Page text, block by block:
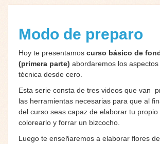
Modo de preparo
Hoy te presentamos curso básico de
(primera parte) abordaremos los
técnica desde cero.
Esta serie consta de tres videos que van
las herramientas necesarias para que al
del curso seas capaz de elaborar tu propio
colorearlo y forrar un bizcocho.
Luego te enseñaremos a elaborar flores